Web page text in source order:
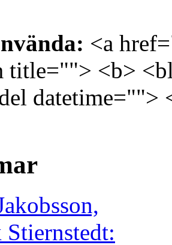
<a
title=""> <b>